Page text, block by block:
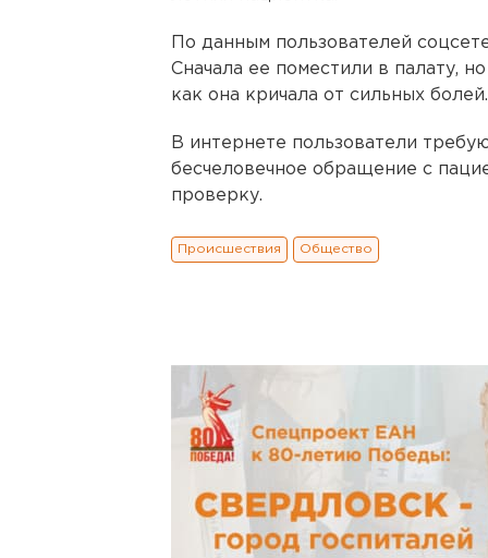
По данным пользователей
Сначала ее поместили в палату,
как она кричала от сильных болей.
В интернете пользователи
бесчеловечное обращение с
проверку.
Происшествия Общество